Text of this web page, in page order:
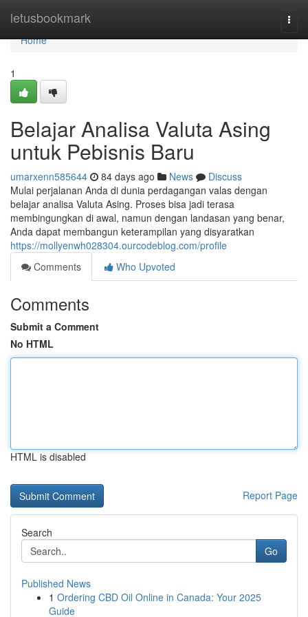
letusbookmark
Home
Home
1
Belajar Analisa Valuta Asing
untuk Pebisnis Baru
umarxenn585644 84 days ago News
Discuss
Mulai perjalanan Anda di dunia perdagangan valas dengan
belajar analisa Valuta Asing. Proses bisa jadi terasa
membingungkan di awal, namun dengan landasan yang benar,
Anda dapat membangun keterampilan yang disyaratkan
https://mollyenwh028304.ourcodeblog.com/profile
Comments
Who Upvoted
Comments
Submit a Comment
No HTML
HTML is disabled
Report Page
Search
Go
Published News
1 Ordering CBD Oil Online in Canada: Your 2025
Guide